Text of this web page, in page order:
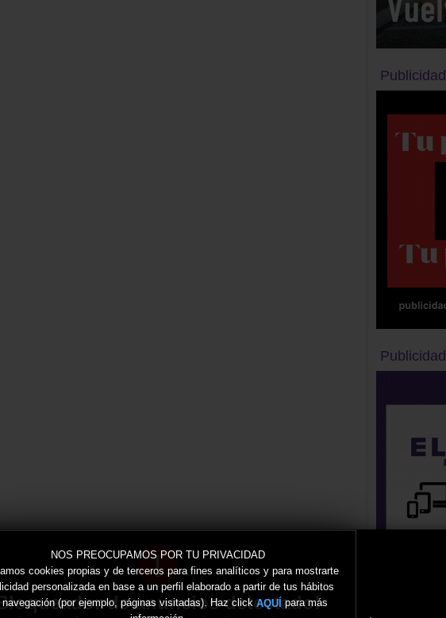
!
de anuncios detectado!
NOS PREOCUPAMOS POR TU PRIVACIDAD
cookies propias y de terceros para fines analíticos y para mostrarte
personalizada en base a un perfil elaborado a partir de tus hábitos
navegación (por ejemplo, páginas visitadas). Haz click AQUÍ para más
Publicidad
Publicidad